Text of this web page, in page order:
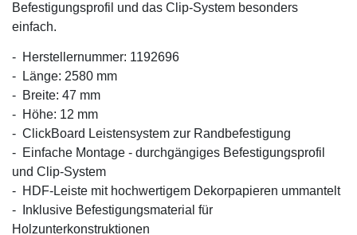
Befestigungsprofil und das Clip-System besonders
einfach.
- Herstellernummer: 1192696
-
Länge: 2580 mm
- Breite: 47 mm
- Höhe: 12 mm
- ClickBoard Leistensystem zur Randbefestigung
- Einfache Montage - durchgängiges Befestigungsprofil
und Clip-System
- HDF-Leiste mit hochwertigem Dekorpapieren ummantelt
-
Inklusive Befestigungsmaterial für
Holzunterkonstruktionen